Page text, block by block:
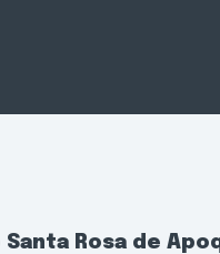
Santa Rosa de